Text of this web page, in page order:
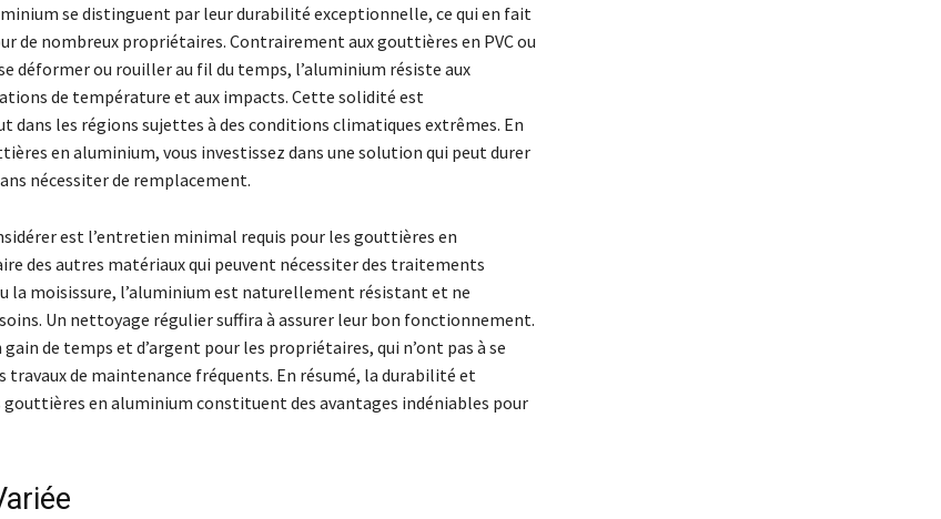
se distinguent par leur durabilité exceptionnelle, ce qui en fait
de nombreux propriétaires. Contrairement aux gouttières en PVC ou
déformer ou rouiller au fil du temps, l’aluminium résiste aux
de température et aux impacts. Cette solidité est
dans les régions sujettes à des conditions climatiques extrêmes. En
en aluminium, vous investissez dans une solution qui peut durer
nécessiter de remplacement.
est l’entretien minimal requis pour les gouttières en
des autres matériaux qui peuvent nécessiter des traitements
la moisissure, l’aluminium est naturellement résistant et ne
soins. Un nettoyage régulier suffira à assurer leur bon fonctionnement.
de temps et d’argent pour les propriétaires, qui n’ont pas à se
travaux de maintenance fréquents. En résumé, la durabilité et
gouttières en aluminium constituent des avantages indéniables pour